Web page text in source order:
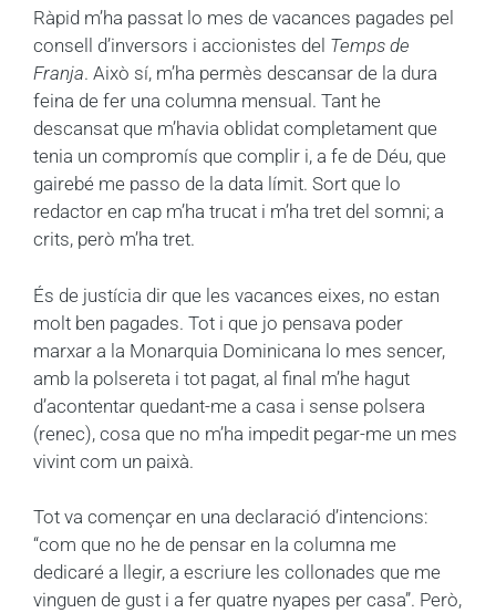
Ràpid m’ha passat lo mes de vacances pagades pel
consell d’inversors i accionistes del Temps de
Franja. Això sí, m’ha permès descansar de la dura
feina de fer una columna mensual. Tant he
descansat que m’havia oblidat completament que
tenia un compromís que complir i, a fe de Déu, que
gairebé me passo de la data límit. Sort que lo
redactor en cap m’ha trucat i m’ha tret del somni; a
crits, però m’ha tret.
És de justícia dir que les vacances eixes, no estan
molt ben pagades. Tot i que jo pensava poder
marxar a la Monarquia Dominicana lo mes sencer,
amb la polsereta i tot pagat, al final m’he hagut
d’acontentar quedant-me a casa i sense polsera
(renec), cosa que no m’ha impedit pegar-me un mes
vivint com un paixà.
Tot va començar en una declaració d’intencions:
“com que no he de pensar en la columna me
dedicaré a llegir, a escriure les collonades que me
vinguen de gust i a fer quatre nyapes per casa”. Però,